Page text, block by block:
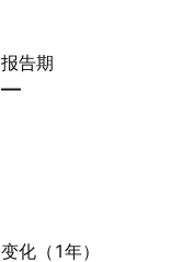
报告期
—
变化（1年）